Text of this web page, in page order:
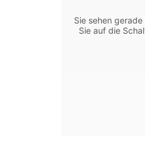
Sie sehen
Sie auf die